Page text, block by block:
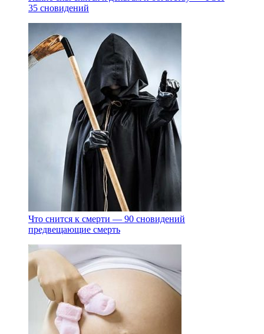
35 сновидений
Что снится к смерти — 90 сновидений
предвещающие смерть